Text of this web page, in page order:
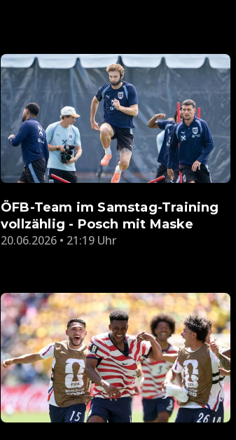
ÖFB-Team im Samstag-Training
vollzählig - Posch mit Maske
20.06.2026 • 21:19 Uhr